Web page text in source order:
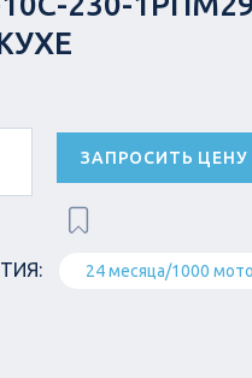
ЗАПРОСИТЬ ЦЕНУ
24 месяца/1000